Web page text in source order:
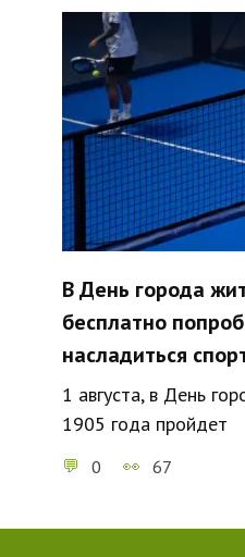
В День города
бесплатно
насладиться
1 августа, в День
1905 года пройдет
0 67